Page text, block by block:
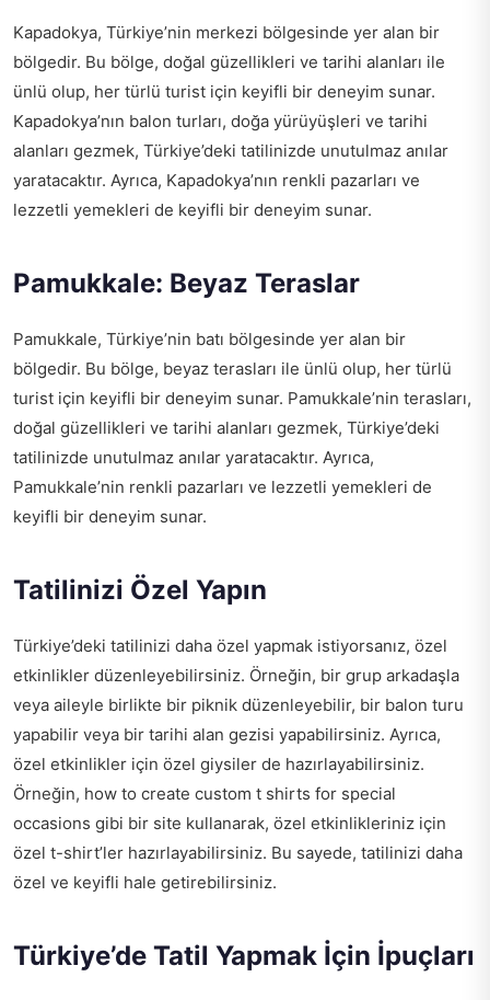
Kapadokya, Türkiye’nin merkezi bölgesinde yer alan bir
bölgedir. Bu bölge, doğal güzellikleri ve tarihi alanları ile
ünlü olup, her türlü turist için keyifli bir deneyim sunar.
Kapadokya’nın balon turları, doğa yürüyüşleri ve tarihi
alanları gezmek, Türkiye’deki tatilinizde unutulmaz anılar
yaratacaktır. Ayrıca, Kapadokya’nın renkli pazarları ve
lezzetli yemekleri de keyifli bir deneyim sunar.
Pamukkale: Beyaz Teraslar
Pamukkale, Türkiye’nin batı bölgesinde yer alan bir
bölgedir. Bu bölge, beyaz terasları ile ünlü olup, her türlü
turist için keyifli bir deneyim sunar. Pamukkale’nin terasları,
doğal güzellikleri ve tarihi alanları gezmek, Türkiye’deki
tatilinizde unutulmaz anılar yaratacaktır. Ayrıca,
Pamukkale’nin renkli pazarları ve lezzetli yemekleri de
keyifli bir deneyim sunar.
Tatilinizi Özel Yapın
Türkiye’deki tatilinizi daha özel yapmak istiyorsanız, özel
etkinlikler düzenleyebilirsiniz. Örneğin, bir grup arkadaşla
veya aileyle birlikte bir piknik düzenleyebilir, bir balon turu
yapabilir veya bir tarihi alan gezisi yapabilirsiniz. Ayrıca,
özel etkinlikler için özel giysiler de hazırlayabilirsiniz.
Örneğin, how to create custom t shirts for special
occasions gibi bir site kullanarak, özel etkinlikleriniz için
özel t-shirt’ler hazırlayabilirsiniz. Bu sayede, tatilinizi daha
özel ve keyifli hale getirebilirsiniz.
Türkiye’de Tatil Yapmak İçin İpuçları